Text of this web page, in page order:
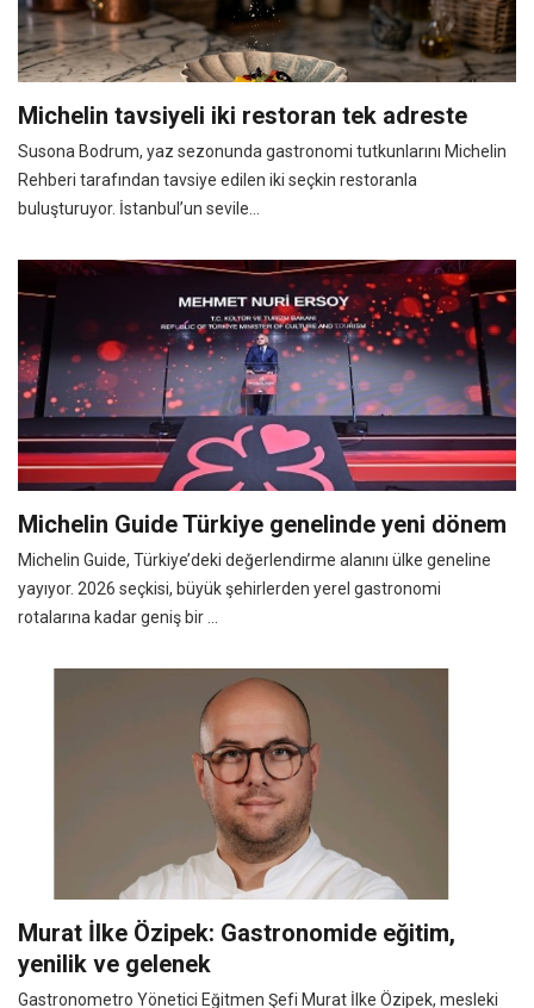
Michelin tavsiyeli iki restoran tek adreste
Susona Bodrum, yaz sezonunda gastronomi tutkunlarını Michelin
Rehberi tarafından tavsiye edilen iki seçkin restoranla
buluşturuyor. İstanbul’un sevile...
Michelin Guide Türkiye genelinde yeni dönem
Michelin Guide, Türkiye’deki değerlendirme alanını ülke geneline
yayıyor. 2026 seçkisi, büyük şehirlerden yerel gastronomi
rotalarına kadar geniş bir ...
Murat İlke Özipek: Gastronomide eğitim,
yenilik ve gelenek
Gastronometro Yönetici Eğitmen Şefi Murat İlke Özipek, mesleki